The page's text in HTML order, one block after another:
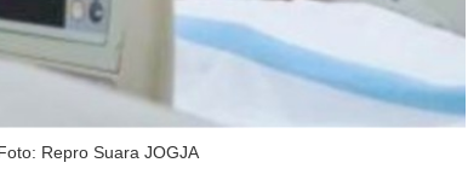
Repro Suara JOGJA